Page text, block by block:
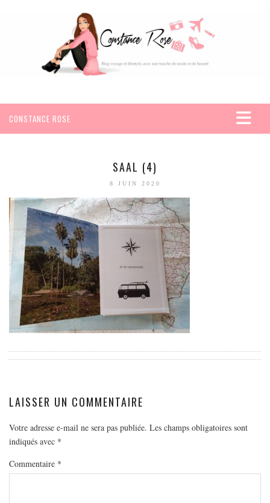
CONSTANCE ROSE
EGYPTE
SEYCHELLES
AMÉRIQUE
MEXIQUE
EUROPE
ESPAGNE
FRANCE
GRÈCE
HONGRIE
OCÉANIE
ARTICLES PRATIQUES
SAAL (4)
8 JUIN 2020
LAISSER UN COMMENTAIRE
Votre adresse e-mail ne sera pas publiée. Les champs obligatoires sont
indiqués avec *
Commentaire *